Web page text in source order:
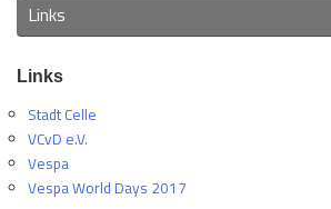
Links
Links
Stadt Celle
VCvD e.V.
Vespa
Vespa World Days 2017